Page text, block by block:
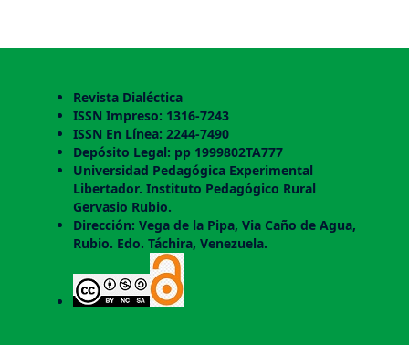
Revista Dialéctica
ISSN Impreso: 1316-7243
ISSN En Línea: 2244-7490
Depósito Legal: pp 1999802TA777
Universidad Pedagógica Experimental
Libertador. Instituto Pedagógico Rural
Gervasio Rubio.
Dirección: Vega de la Pipa, Via Caño de Agua,
Rubio. Edo. Táchira, Venezuela.